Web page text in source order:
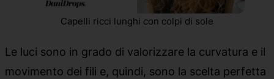
Capelli ricci lunghi con colpi di sole
Le luci sono in grado di valorizzare la curvatura e il
movimento dei fili e, quindi, sono la scelta perfetta